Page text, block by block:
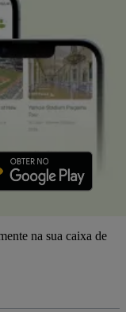
na sua caixa de